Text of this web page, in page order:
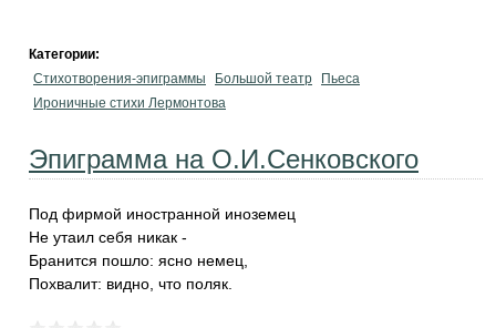
Категории:
Стихотворения-эпиграммы
Большой театр
Пьеса
Ироничные стихи Лермонтова
Эпиграмма на О.И.Сенковского
Под фирмой иностранной иноземец
Не утаил себя никак -
Бранится пошло: ясно немец,
Похвалит: видно, что поляк.